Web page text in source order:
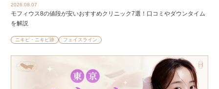
2026.08.07
モフィウス8の値段が安いおすすめクリニック7選！口コミやダウンタイム
を解説
ニキビ・ニキビ跡 フェイスライン